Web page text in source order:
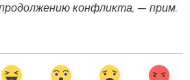
конфликта, — прим.